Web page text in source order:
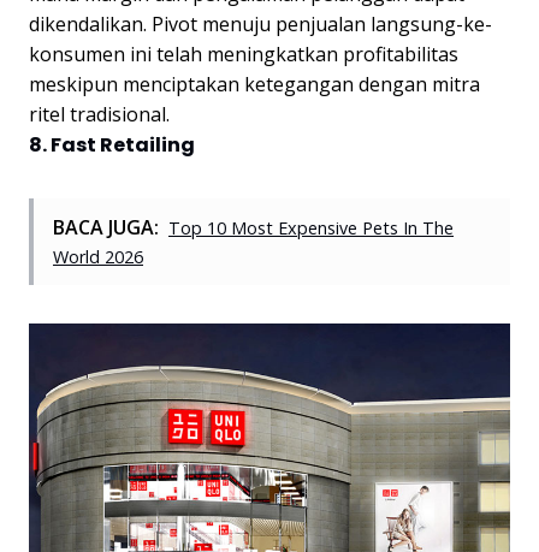
dikendalikan. Pivot menuju penjualan langsung-ke-
konsumen ini telah meningkatkan profitabilitas
meskipun menciptakan ketegangan dengan mitra
ritel tradisional.
8. Fast Retailing
BACA JUGA: Top 10 Most Expensive Pets In The
World 2026